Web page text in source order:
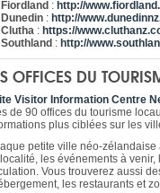
Fiordland : http://
Dunedin : http://
Clutha : https://
Southland : http://
OFFICES DU
Visitor Information Centre
de 90 offices du tourisme
plus ciblées sur les
petite ville néo-zélandaise
les événements à venir,
Vous trouverez aussi
les restaurants et